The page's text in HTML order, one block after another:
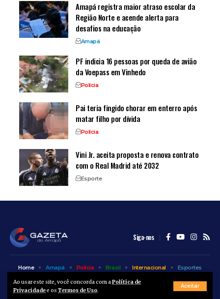
Ao usar este site, você concorda com aPolítica de
Privacidadee os Termos de Uso.
Aceitar
Amapá registra maior atraso escolar da
Região Norte e acende alerta para
desafios na educação
Amapá
PF indicia 16 pessoas por queda de avião
da Voepass em Vinhedo
Polícia
Pai teria fingido chorar em enterro após
matar filho por dívida
Polícia
Vini Jr. aceita proposta e renova contrato
com o Real Madrid até 2032
Esporte
Siga-nos
© A Gazeta do Amapá - 2025. Todos os direitos reservados.
Home Amapá Polícia Brasil Internacional
Esportes
Bem Estar
Entretenimento